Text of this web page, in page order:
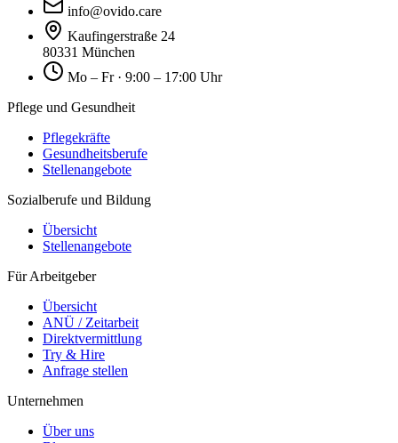
info@ovido.care
Kaufingerstraße 24
80331 München
Mo – Fr · 9:00 – 17:00 Uhr
Pflege und Gesundheit
Pflegekräfte
Gesundheitsberufe
Stellenangebote
Sozialberufe und Bildung
Übersicht
Stellenangebote
Für Arbeitgeber
Übersicht
ANÜ / Zeitarbeit
Direktvermittlung
Try & Hire
Anfrage stellen
Unternehmen
Über uns